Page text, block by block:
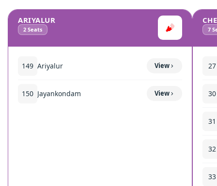
ARIYALUR
2 Seats
149 Ariyalur View
150 Jayankondam View
7
27
30
31
32
33